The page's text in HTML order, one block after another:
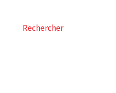
Rechercher